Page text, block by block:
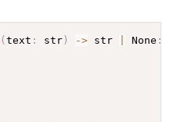
(text : str) -> str None :